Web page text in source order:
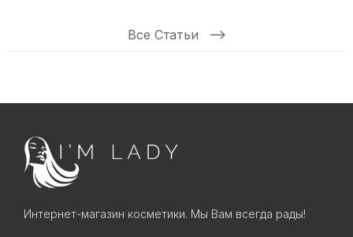
Все Статьи
Интернет-магазин косметики. Мы Вам всегда рады!